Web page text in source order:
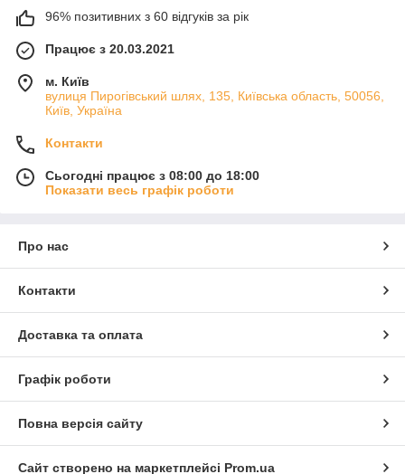
96% позитивних з 60 відгуків за рік
Працює з 20.03.2021
м. Київ
вулиця Пирогівський шлях, 135, Київська область, 50056,
Київ, Україна
Контакти
Сьогодні працює з 08:00 до 18:00
Показати весь графік роботи
Про нас
Контакти
Доставка та оплата
Графік роботи
Повна версія сайту
Сайт створено на маркетплейсі Prom.ua